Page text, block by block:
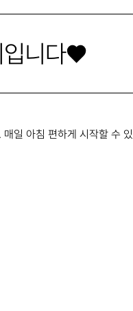
입니다♥
일 아침 편하게 시작할 수